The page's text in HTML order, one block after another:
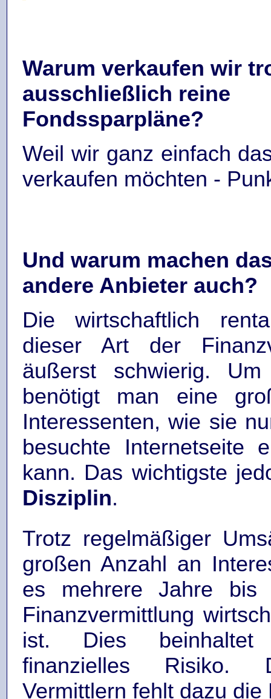
Warum verkaufen wir
ausschließlich reine
Fondssparpläne?
Weil wir ganz einfach
verkaufen möchten -
Und warum machen
andere Anbieter auch?
Die wirtschaftlich
dieser Art der
äußerst schwierig.
benötigt man eine
Interessenten, wie sie
besuchte Internetseite
kann. Das wichtigste
Disziplin.
Trotz regelmäßiger
großen Anzahl an
es mehrere Jahre
Finanzvermittlung
ist. Dies
finanzielles Risiko.
Vermittlern fehlt dazu die